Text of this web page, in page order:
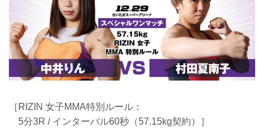
［RIZIN 女子MMA特別ルール：
5分3R / インターバル60秒（57.15kg契約）］